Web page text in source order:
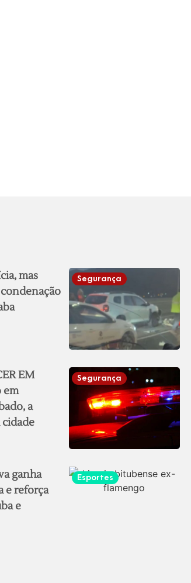
mas
Segurança
EM
em
a
cidade
Segurança
ganha
e reforça
e
Esportes